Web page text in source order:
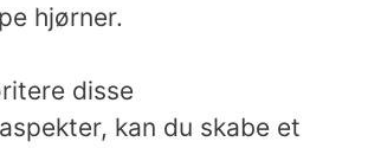
hjørner.
disse
kan du skabe et